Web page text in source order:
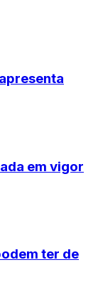
em vigor
ter de